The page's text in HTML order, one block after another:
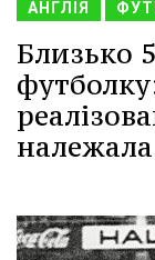
АНГЛІЯ
Близько